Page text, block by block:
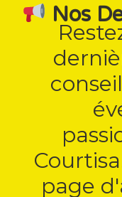
Nos
page